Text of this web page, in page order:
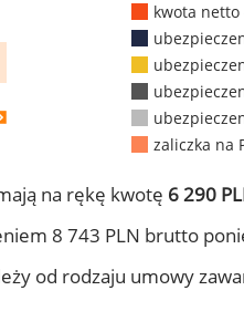
kwota netto
zaliczka na
na rękę kwotę 6 290
8 743 PLN brutto
od rodzaju umowy